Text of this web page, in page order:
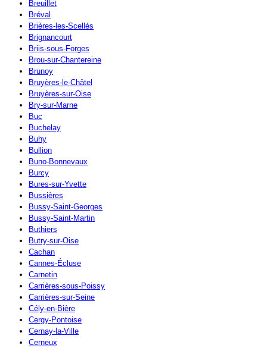
Breuillet
Bréval
Brières-les-Scellés
Brignancourt
Briis-sous-Forges
Brou-sur-Chantereine
Brunoy
Bruyères-le-Châtel
Bruyères-sur-Oise
Bry-sur-Marne
Buc
Buchelay
Buhy
Bullion
Buno-Bonnevaux
Burcy
Bures-sur-Yvette
Bussières
Bussy-Saint-Georges
Bussy-Saint-Martin
Buthiers
Butry-sur-Oise
Cachan
Cannes-Écluse
Carnetin
Carrières-sous-Poissy
Carrières-sur-Seine
Cély-en-Bière
Cergy-Pontoise
Cernay-la-Ville
Cerneux